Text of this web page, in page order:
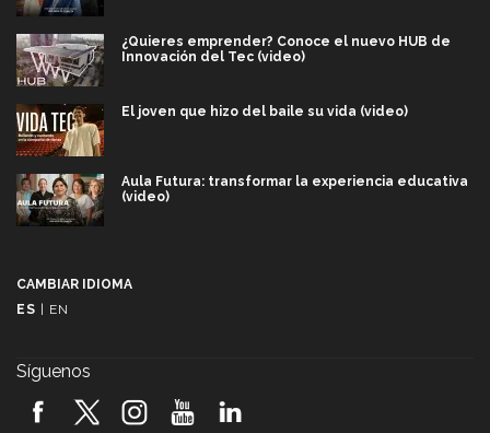
¿Quieres emprender? Conoce el nuevo HUB de
Innovación del Tec (video)
El joven que hizo del baile su vida (video)
Aula Futura: transformar la experiencia educativa
(video)
2026! (video)
CAMBIAR IDIOMA
ES
EN
Síguenos